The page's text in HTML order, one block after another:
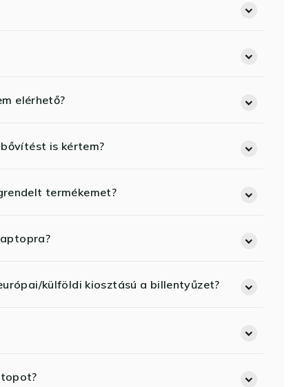
elérhető?
is kértem?
termékemet?
külföldi kiosztású a billentyűzet?